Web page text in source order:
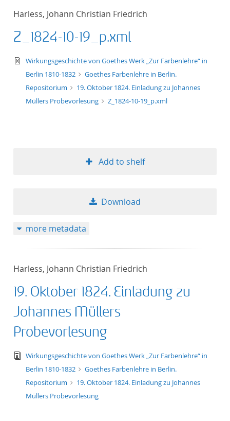
Harless, Johann Christian Friedrich
Z_1824-10-19_p.xml
text/xml
Wirkungsgeschichte von Goethes Werk „Zur Farbenlehre“ in
Berlin 1810-1832
Goethes Farbenlehre in Berlin.
Repositorium
19. Oktober 1824. Einladung zu Johannes
Müllers Probevorlesung
Z_1824-10-19_p.xml
Add to shelf
Download
more metadata
Harless, Johann Christian Friedrich
19. Oktober 1824. Einladung zu
Johannes Müllers
Probevorlesung
text/tg.edition+tg.aggregation+xml
Wirkungsgeschichte von Goethes Werk „Zur Farbenlehre“ in
Berlin 1810-1832
Goethes Farbenlehre in Berlin.
Repositorium
19. Oktober 1824. Einladung zu Johannes
Müllers Probevorlesung